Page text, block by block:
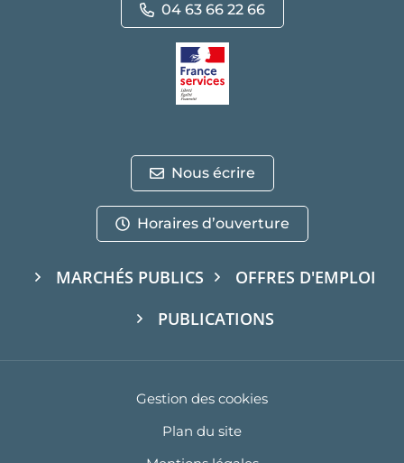
04 63 66 22 66
Nous écrire
Horaires d’ouverture
MARCHÉS PUBLICS
OFFRES D'EMPLOI
PUBLICATIONS
Gestion des cookies
Plan du site